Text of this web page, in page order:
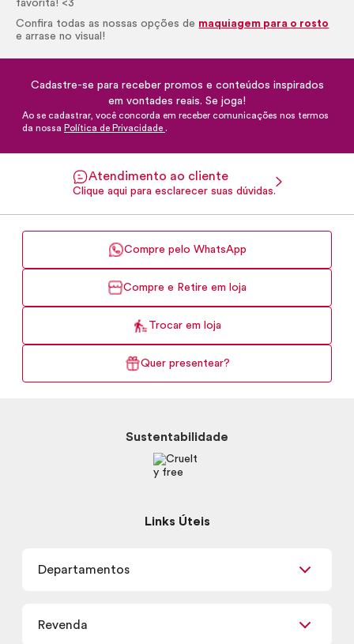
favorita! <3
Confira todas as nossas opções de maquiagem para o rosto
e arrase no visual!
Cadastre-se para receber promos e conteúdos inspirados
em vontades reais. Se joga!
Ao se cadastrar, você concorda em receber comunicações nos termos
da nossa Política de Privacidade .
Atendimento ao cliente
Clique aqui para esclarecer suas dúvidas.
Compre pelo WhatsApp
Compre e Retire em loja
Trocar em loja
Quer presentear?
Sustentabilidade
Links Úteis
Departamentos
Skincare
Revenda